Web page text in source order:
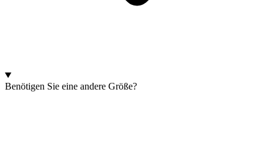
Benötigen Sie eine andere Größe?